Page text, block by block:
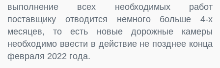
выполнение всех необходимых работ
поставщику отводится немного больше 4-х
месяцев, то есть новые дорожные камеры
необходимо ввести в действие не позднее конца
февраля 2022 года.